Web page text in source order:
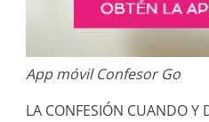
App móvil Confesor Go
LA CONFESIÓN CUANDO Y